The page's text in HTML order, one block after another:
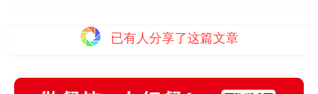
已有 人分享了这篇文章